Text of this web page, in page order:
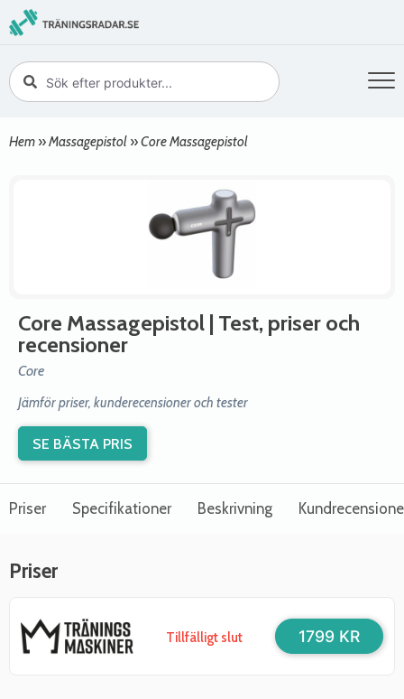
Hem »Massagepistol »Core Massagepistol
Core Massagepistol | Test, priser och
recensioner
Core
Jämför priser, kunderecensioner och tester
SE BÄSTA PRIS
Priser Specifikationer Beskrivning
Priser
Tillfälligt slut 1799 KR